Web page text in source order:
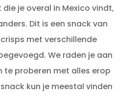
die je overal in Mexico vindt,
Dit is een snack van
met verschillende
We raden je aan
te proberen met alles erop
kun je meestal vinden